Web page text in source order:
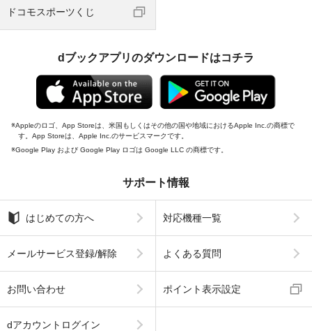
ドコモスポーツくじ
dブックアプリのダウンロードはコチラ
Appleのロゴ、App Storeは、米国もしくはその他の国や地域におけるApple Inc.の商標で
す。App Storeは、Apple Inc.のサービスマークです。
Google Play および Google Play ロゴは Google LLC の商標です。
サポート情報
はじめての方へ 対応機種一覧
メールサービス登録/解除 よくある質問
お問い合わせ ポイント表示設定
dアカウントログイン